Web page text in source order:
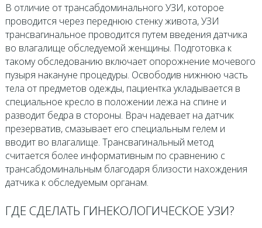
В отличие от трансабдоминального УЗИ, которое
проводится через переднюю стенку живота, УЗИ
трансвагинальное проводится путем введения датчика
во влагалище обследуемой женщины. Подготовка к
такому обследованию включает опорожнение мочевого
пузыря накануне процедуры. Освободив нижнюю часть
тела от предметов одежды, пациентка укладывается в
специальное кресло в положении лежа на спине и
разводит бедра в стороны. Врач надевает на датчик
презерватив, смазывает его специальным гелем и
вводит во влагалище. Трансвагинальный метод
считается более информативным по сравнению с
трансабдоминальным благодаря близости нахождения
датчика к обследуемым органам.
ГДЕ СДЕЛАТЬ ГИНЕКОЛОГИЧЕСКОЕ УЗИ?